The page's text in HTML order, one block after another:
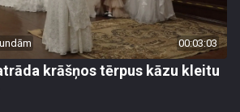
00:03:03
krāšņos tērpus kāzu kleitu